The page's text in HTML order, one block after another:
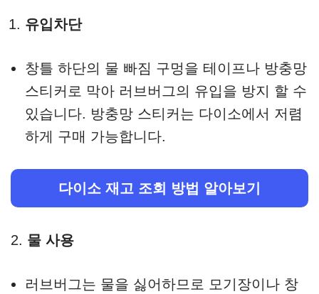
유입차단
창틀 하단의 물 빠짐 구멍을 테이프나 방충망
스티커로 막아 러브버그의 유입을 방지 할 수
있습니다. 방충망 스티커는 다이소에서 저렴
하게 구매 가능합니다.
다이소 재고 조회 방법 알아보기
2. 물 사용
러브버그는 물을 싫어하므로 모기장이나 창